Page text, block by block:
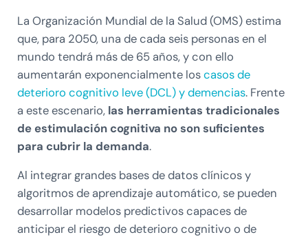
La Organización Mundial de la Salud (OMS) estima
que, para 2050, una de cada seis personas en el
mundo tendrá más de 65 años, y con ello
aumentarán exponencialmente loscasos de
deterioro cognitivo leve (DCL) y demencias. Frente
a este escenario, las herramientas tradicionales
de estimulación cognitiva no son suficientes
para cubrir la demanda.
Al integrar grandes bases de datos clínicos y
algoritmos de aprendizaje automático, se pueden
desarrollar modelos predictivos capaces de
anticipar el riesgo de deterioro cognitivo o de